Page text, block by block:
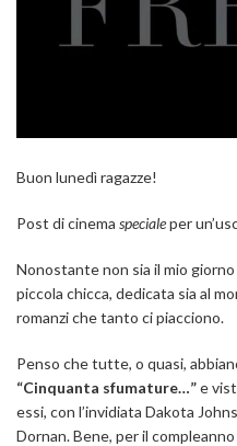
Buon lunedì ragazze!
Post di cinema specialeper
Nonostante non sia il mio
piccola chicca, dedicata sia al
romanzi che tanto ci piacciono.
Penso che tutte, o quasi,
“Cinquanta sfumature…”e
essi, con l’invidiata Dakota
Dornan. Bene, per il